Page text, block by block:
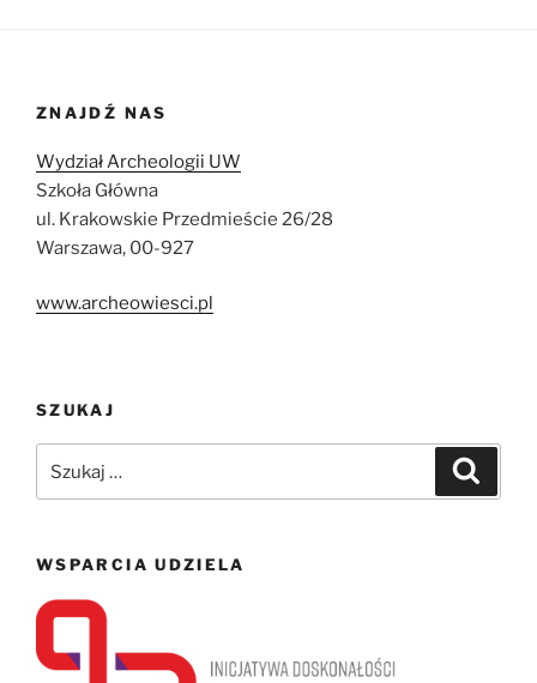
ZNAJDŹ NAS
Wydział Archeologii UW
Szkoła Główna
ul. Krakowskie Przedmieście 26/28
Warszawa, 00-927
www.archeowiesci.pl
SZUKAJ
WSPARCIA UDZIELA